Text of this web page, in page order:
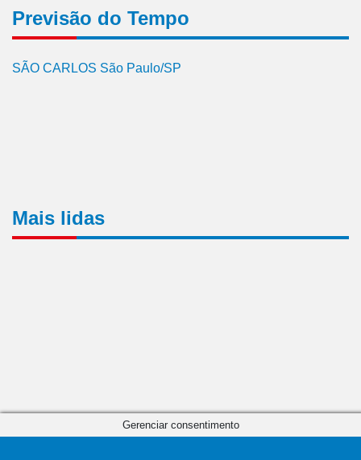
Previsão do Tempo
SÃO CARLOS São Paulo/SP
Mais lidas
Gerenciar consentimento